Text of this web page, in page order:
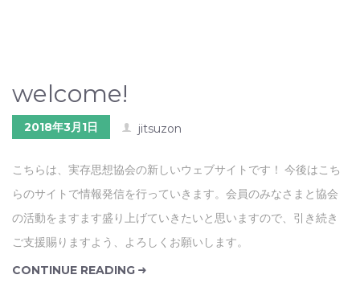
welcome!
2018年3月1日 jitsuzon
こちらは、実存思想協会の新しいウェブサイトです！ 今後はこち
らのサイトで情報発信を行っていきます。会員のみなさまと協会
の活動をますます盛り上げていきたいと思いますので、引き続き
ご支援賜りますよう、よろしくお願いします。
CONTINUE READING